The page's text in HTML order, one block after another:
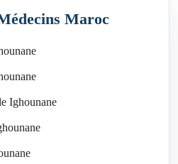
Maroc
Ighounane